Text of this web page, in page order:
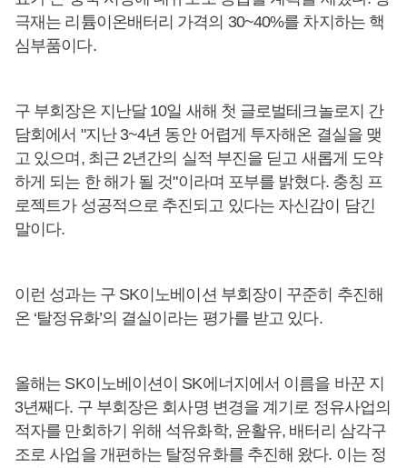
극재는 리튬이온배터리 가격의 30~40%를 차지하는 핵
심부품이다.
구 부회장은 지난달 10일 새해 첫 글로벌테크놀로지 간
담회에서 "지난 3~4년 동안 어렵게 투자해온 결실을 맺
고 있으며, 최근 2년간의 실적 부진을 딛고 새롭게 도약
하게 되는 한 해가 될 것"이라며 포부를 밝혔다. 충칭 프
로젝트가 성공적으로 추진되고 있다는 자신감이 담긴
말이다.
이런 성과는 구 SK이노베이션 부회장이 꾸준히 추진해
온 ‘탈정유화’의 결실이라는 평가를 받고 있다.
올해는 SK이노베이션이 SK에너지에서 이름을 바꾼 지
3년째다. 구 부회장은 회사명 변경을 계기로 정유사업의
적자를 만회하기 위해 석유화학, 윤활유, 배터리 삼각구
조로 사업을 개편하는 탈정유화를 추진해 왔다. 이는 정